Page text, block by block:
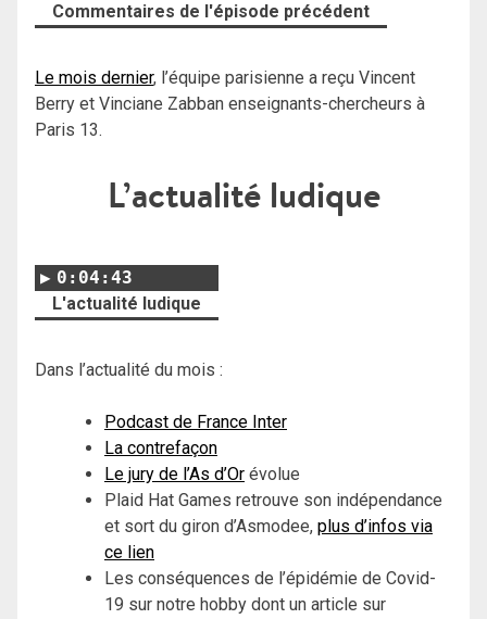
Commentaires de l'épisode précédent
Le mois dernier, l’équipe parisienne a reçu Vincent
Berry et Vinciane Zabban enseignants-chercheurs à
Paris 13.
L’actualité ludique
0:04:43
L'actualité ludique
Dans l’actualité du mois :
Podcast de France Inter
La contrefaçon
Le jury de l’As d’Or évolue
Plaid Hat Games retrouve son indépendance
et sort du giron d’Asmodee, plus d’infos via
ce lien
Les conséquences de l’épidémie de Covid-
19 sur notre hobby dont un article sur